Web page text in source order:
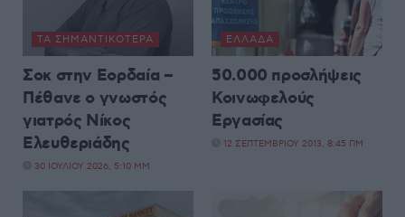
ΤΑ ΣΗΜΑΝΤΙΚΟΤΕΡΑ
Σοκ στην Εορδαία –
Πέθανε o γνωστός
γιατρός Νίκος
Ελευθεριάδης
30 ΙΟΥΛΊΟΥ 2026, 5:10 ΜΜ
ΕΛΛΆΔΑ
50.000 προσλήψεις
Κοινωφελούς
Εργασίας
12 ΣΕΠΤΕΜΒΡΊΟΥ 2013, 8:45 ΠΜ